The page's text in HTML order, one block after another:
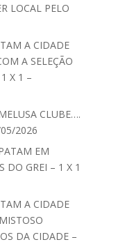
LOCAL PELO
A CIDADE
A SELEÇÃO
X 1 –
CLUBE….
2026
EM
DO GREI – 1 X 1
A CIDADE
DA CIDADE –